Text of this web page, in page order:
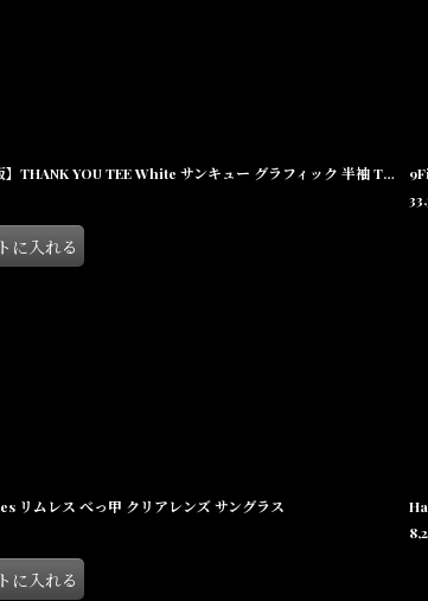
【NOTHIN' SPECIAL 沖縄 Tシャツ メンズファッション 通販】THANK YOU TEE White サンキュー グラフィック 半袖 Tシャツ ホワイト
に入れる
ムレス べっ甲 クリアレンズ サングラス
に入れる